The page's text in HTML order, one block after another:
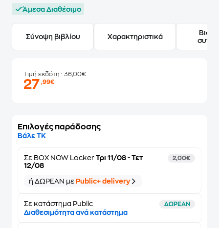
Άμεσα Διαθέσιμο
Σύνοψη βιβλίου Χαρακτηριστικά
Τιμή εκδότη : 36,00€
27,99€
Επιλογές παράδοσης
Βάλε ΤΚ
Σε BOX NOW Locker Τρι 11/08 - Τετ
12/08
2,00€
ή ΔΩΡΕΑΝ με Public+ delivery
Σε κατάστημα Public ΔΩΡΕΑΝ
Διαθεσιμότητα ανά κατάστημα